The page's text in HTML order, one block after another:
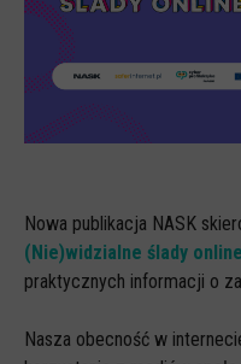
Nowa publikacja NASK
(Nie)widzialne ślady
praktycznych informacji o
Nasza obecność w
Webinary CEDMO
Cykl webinarów - Gadanie
Cyfrowe wieczory dla
Kreskówki
Filmy